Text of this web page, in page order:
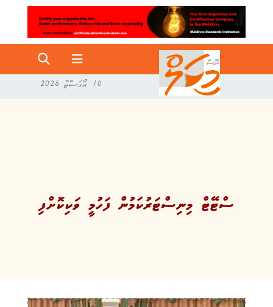
10 އޯގަސްޓް 2026
ސްޓޭޓް މިނިސްޓަރުކަމުން ފަހުމީ ވަކިކޮށްފި